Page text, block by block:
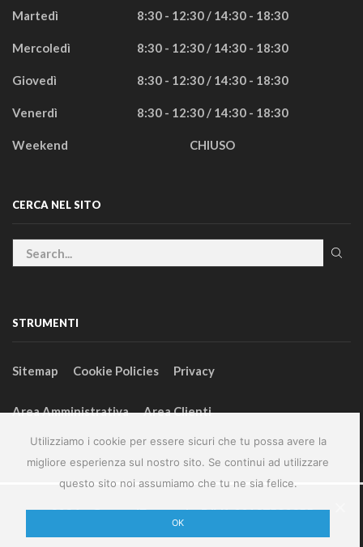
Utilizziamo i cookie per essere sicuri che tu possa avere la
migliore esperienza sul nostro sito. Se continui ad utilizzare
questo sito noi assumiamo che tu ne sia felice.
OK
Martedì 8:30 - 12:30 / 14:30 - 18:30
Mercoledì 8:30 - 12:30 / 14:30 - 18:30
Giovedì 8:30 - 12:30 / 14:30 - 18:30
Venerdì 8:30 - 12:30 / 14:30 - 18:30
Weekend CHIUSO
CERCA NEL SITO
STRUMENTI
Sitemap Cookie Policies Privacy
Area Amministrativa Area Clienti
2024 – GeneralFarm srl – P.IVA 00127580355